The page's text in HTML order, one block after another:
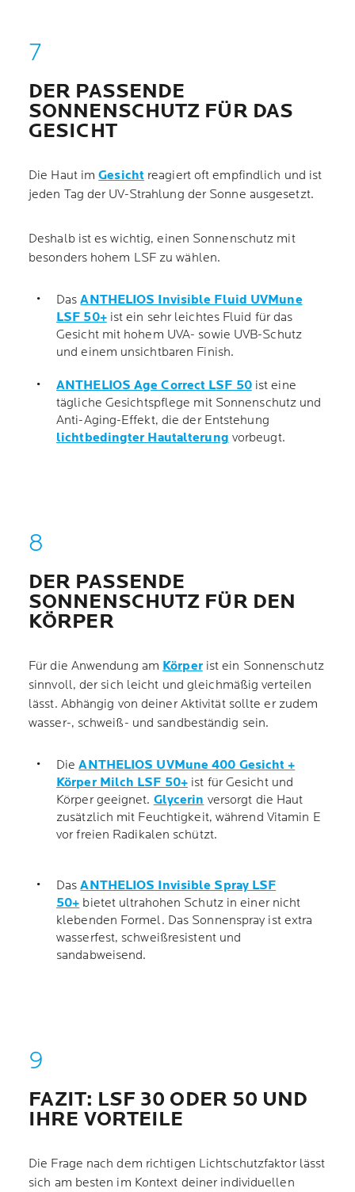
DER PASSENDE
SONNENSCHUTZ FÜR DAS
GESICHT
Die Haut imGesicht reagiert oft empfindlich und ist
jeden Tag der UV-Strahlung der Sonne ausgesetzt.
Deshalb ist es wichtig, einen Sonnenschutz mit
besonders hohem LSF zu wählen.
DasANTHELIOS Invisible Fluid UVMune
LSF 50+ist ein sehr leichtes Fluid für das
Gesicht mit hohem UVA- sowie UVB-Schutz
und einem unsichtbaren Finish.
ANTHELIOS Age Correct LSF 50ist eine
tägliche Gesichtspflege mit Sonnenschutz und
Anti-Aging-Effekt, die der Entstehung
lichtbedingter Hautalterung vorbeugt.
DER PASSENDE
SONNENSCHUTZ FÜR DEN
KÖRPER
Für die Anwendung am Körperist ein Sonnenschutz
sinnvoll, der sich leicht und gleichmäßig verteilen
lässt. Abhängig von deiner Aktivität sollte er zudem
wasser-, schweiß- und sandbeständig sein.
DieANTHELIOS UVMune 400 Gesicht +
Körper Milch LSF 50+ ist für Gesicht und
Körper geeignet. Glycerin versorgt die Haut
zusätzlich mit Feuchtigkeit, während Vitamin E
vor freien Radikalen schützt.
DasANTHELIOS Invisible Spray LSF
50+ bietet ultrahohen Schutz in einer nicht
klebenden Formel. Das Sonnenspray ist extra
wasserfest, schweißresistent und
sandabweisend.
FAZIT: LSF 30 ODER 50 UND
IHRE VORTEILE
Die Frage nach dem richtigen Lichtschutzfaktor lässt
sich am besten im Kontext deiner individuellen